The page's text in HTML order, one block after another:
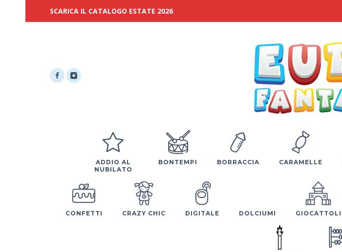
SCARICA IL CATALOGO ESTATE 2026
ADDIO AL
NUBILATO
BONTEMPI BORRACCIA CARAMELLE
CONFETTI CRAZY CHIC DIGITALE DOLCIUMI GIOCATTOLI